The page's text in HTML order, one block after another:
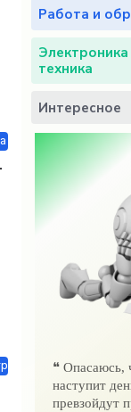
Мебель,
материалы /
Работа и
техника
Интересное
❝ Опасаюсь,
наступит
превзойдут